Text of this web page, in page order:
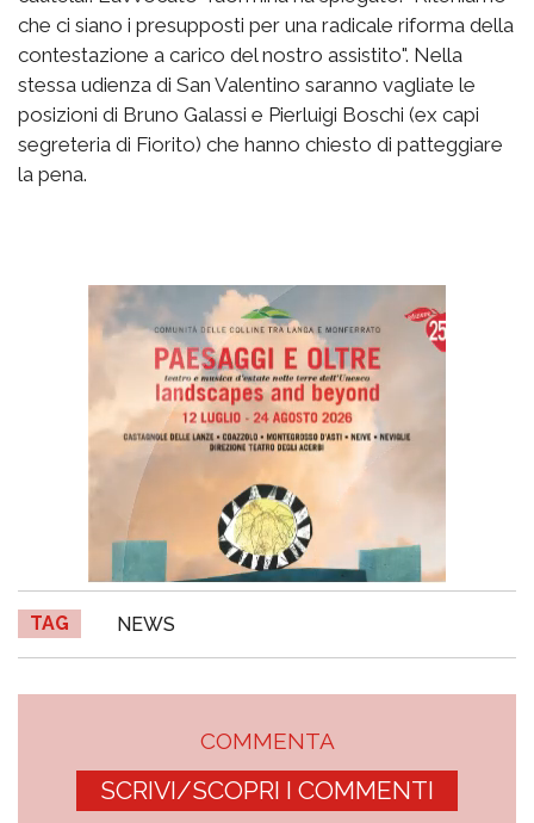
che ci siano i presupposti per una radicale riforma della
contestazione a carico del nostro assistito". Nella
stessa udienza di San Valentino saranno vagliate le
posizioni di Bruno Galassi e Pierluigi Boschi (ex capi
segreteria di Fiorito) che hanno chiesto di patteggiare
la pena.
TAG NEWS
COMMENTA
SCRIVI/SCOPRI I COMMENTI